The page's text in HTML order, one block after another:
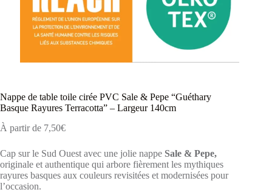
Nappe de table toile cirée PVC Sale & Pepe “Guéthary
Basque Rayures Terracotta” – Largeur 140cm
À partir de 7,50€
Cap sur le Sud Ouest avec une jolie nappe Sale & Pepe,
originale et authentique qui arbore fièrement les mythiques
rayures basques aux couleurs revisitées et modernisées pour
l’occasion.